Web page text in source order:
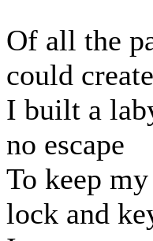
Of all the
could
I built a
no escape
To keep
lock and